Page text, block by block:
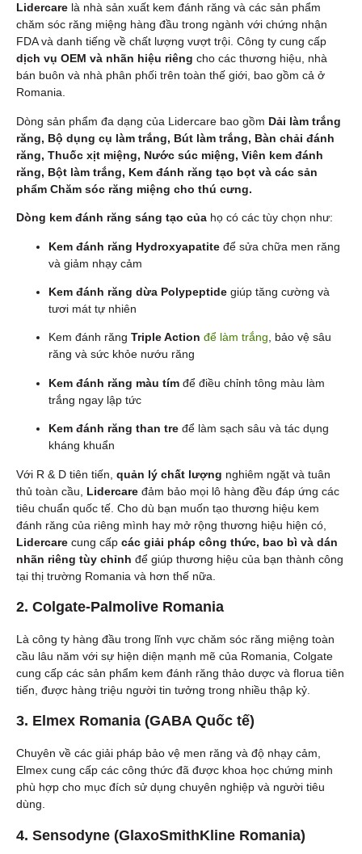
Lidercare là nhà sản xuất kem đánh răng và các sản phẩm
chăm sóc răng miệng hàng đầu trong ngành với chứng nhận
FDA và danh tiếng về chất lượng vượt trội. Công ty cung cấp
dịch vụ OEM và nhãn hiệu riêng cho các thương hiệu, nhà
bán buôn và nhà phân phối trên toàn thế giới, bao gồm cả ở
Romania.
Dòng sản phẩm đa dạng của Lidercare bao gồm Dải làm trắng
răng, Bộ dụng cụ làm trắng, Bút làm trắng, Bàn chải đánh
răng, Thuốc xịt miệng, Nước súc miệng, Viên kem đánh
răng, Bột làm trắng, Kem đánh răng tạo bọt và các sản
phẩm Chăm sóc răng miệng cho thú cưng.
Dòng kem đánh răng sáng tạo của họ có các tùy chọn như:
Kem đánh răng Hydroxyapatite để sửa chữa men răng
và giảm nhạy cảm
Kem đánh răng dừa Polypeptide giúp tăng cường và
tươi mát tự nhiên
Kem đánh răng Triple Action để làm trắng, bảo vệ sâu
răng và sức khỏe nướu răng
Kem đánh răng màu tím để điều chỉnh tông màu làm
trắng ngay lập tức
Kem đánh răng than tre để làm sạch sâu và tác dụng
kháng khuẩn
Với R & D tiên tiến, quản lý chất lượng nghiêm ngặt và tuân
thủ toàn cầu, Lidercare đảm bảo mọi lô hàng đều đáp ứng các
tiêu chuẩn quốc tế. Cho dù bạn muốn tạo thương hiệu kem
đánh răng của riêng mình hay mở rộng thương hiệu hiện có,
Lidercare cung cấp các giải pháp công thức, bao bì và dán
nhãn riêng tùy chỉnh để giúp thương hiệu của bạn thành công
tại thị trường Romania và hơn thế nữa.
2. Colgate-Palmolive Romania
Là công ty hàng đầu trong lĩnh vực chăm sóc răng miệng toàn
cầu lâu năm với sự hiện diện mạnh mẽ của Romania, Colgate
cung cấp các sản phẩm kem đánh răng thảo dược và florua tiên
tiến, được hàng triệu người tin tưởng trong nhiều thập kỷ.
3. Elmex Romania (GABA Quốc tế)
Chuyên về các giải pháp bảo vệ men răng và độ nhạy cảm,
Elmex cung cấp các công thức đã được khoa học chứng minh
phù hợp cho mục đích sử dụng chuyên nghiệp và người tiêu
dùng.
4. Sensodyne (GlaxoSmithKline Romania)